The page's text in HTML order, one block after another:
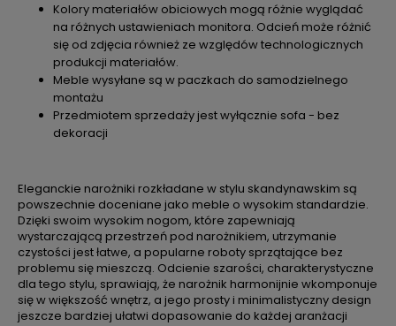
Kolory materiałów obiciowych mogą różnie wyglądać
na różnych ustawieniach monitora. Odcień może różnić
się od zdjęcia również ze względów technologicznych
produkcji materiałów.
Meble wysyłane są w paczkach do samodzielnego
montażu
Przedmiotem sprzedaży jest wyłącznie sofa - bez
dekoracji
Eleganckie narożniki rozkładane w stylu skandynawskim są
powszechnie doceniane jako meble o wysokim standardzie.
Dzięki swoim wysokim nogom, które zapewniają
wystarczającą przestrzeń pod narożnikiem, utrzymanie
czystości jest łatwe, a popularne roboty sprzątające bez
problemu się mieszczą. Odcienie szarości, charakterystyczne
dla tego stylu, sprawiają, że narożnik harmonijnie wkomponuje
się w większość wnętrz, a jego prosty i minimalistyczny design
jeszcze bardziej ułatwi dopasowanie do każdej aranżacji